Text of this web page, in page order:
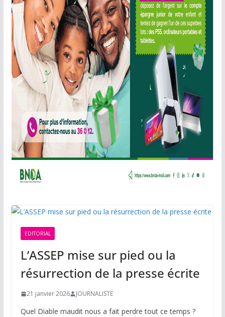
EDITORIAL
L’ASSEP mise sur pied ou la
résurrection de la presse écrite
21 janvier 2026 JOURNALISTE
Quel Diable maudit nous a fait perdre tout ce temps ?